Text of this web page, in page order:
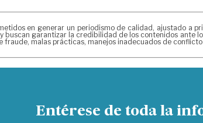
en generar un periodismo de calidad, ajustado
buscan garantizar la credibilidad de los contenidos ante
fraude, malas prácticas, manejos inadecuados de
Entérese de toda la